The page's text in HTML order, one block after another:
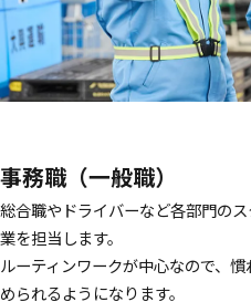
事務職（一般職）
総合職やドライバーなど各部門の
業を担当します。
ルーティンワークが中心なので、
められるようになります。